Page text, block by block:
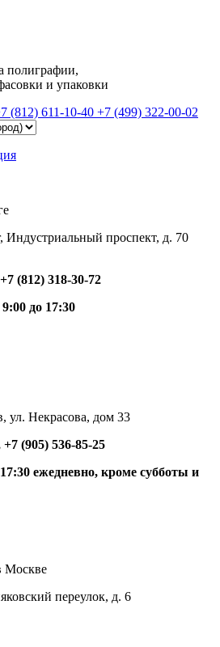
полиграфии,
и упаковки
(812) 611-10-40 +7 (499) 322-00-02
Индустриальный проспект, д. 70
(812) 318-30-72
до 17:30
ул. Некрасова, дом 33
(905) 536-85-25
ежедневно, кроме субботы и
Москве
переулок, д. 6